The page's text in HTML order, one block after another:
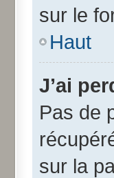
sur le
Haut
J’ai
Pas de
sur la